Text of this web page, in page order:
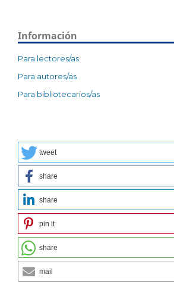
Información
Para lectores/as
Para autores/as
Para bibliotecarios/as
tweet
share
share
pin it
share
mail